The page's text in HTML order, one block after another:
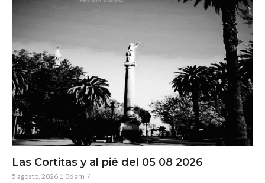
Las Cortitas y al pié del 05 08 2026
5 agosto, 2026 1:06 am /